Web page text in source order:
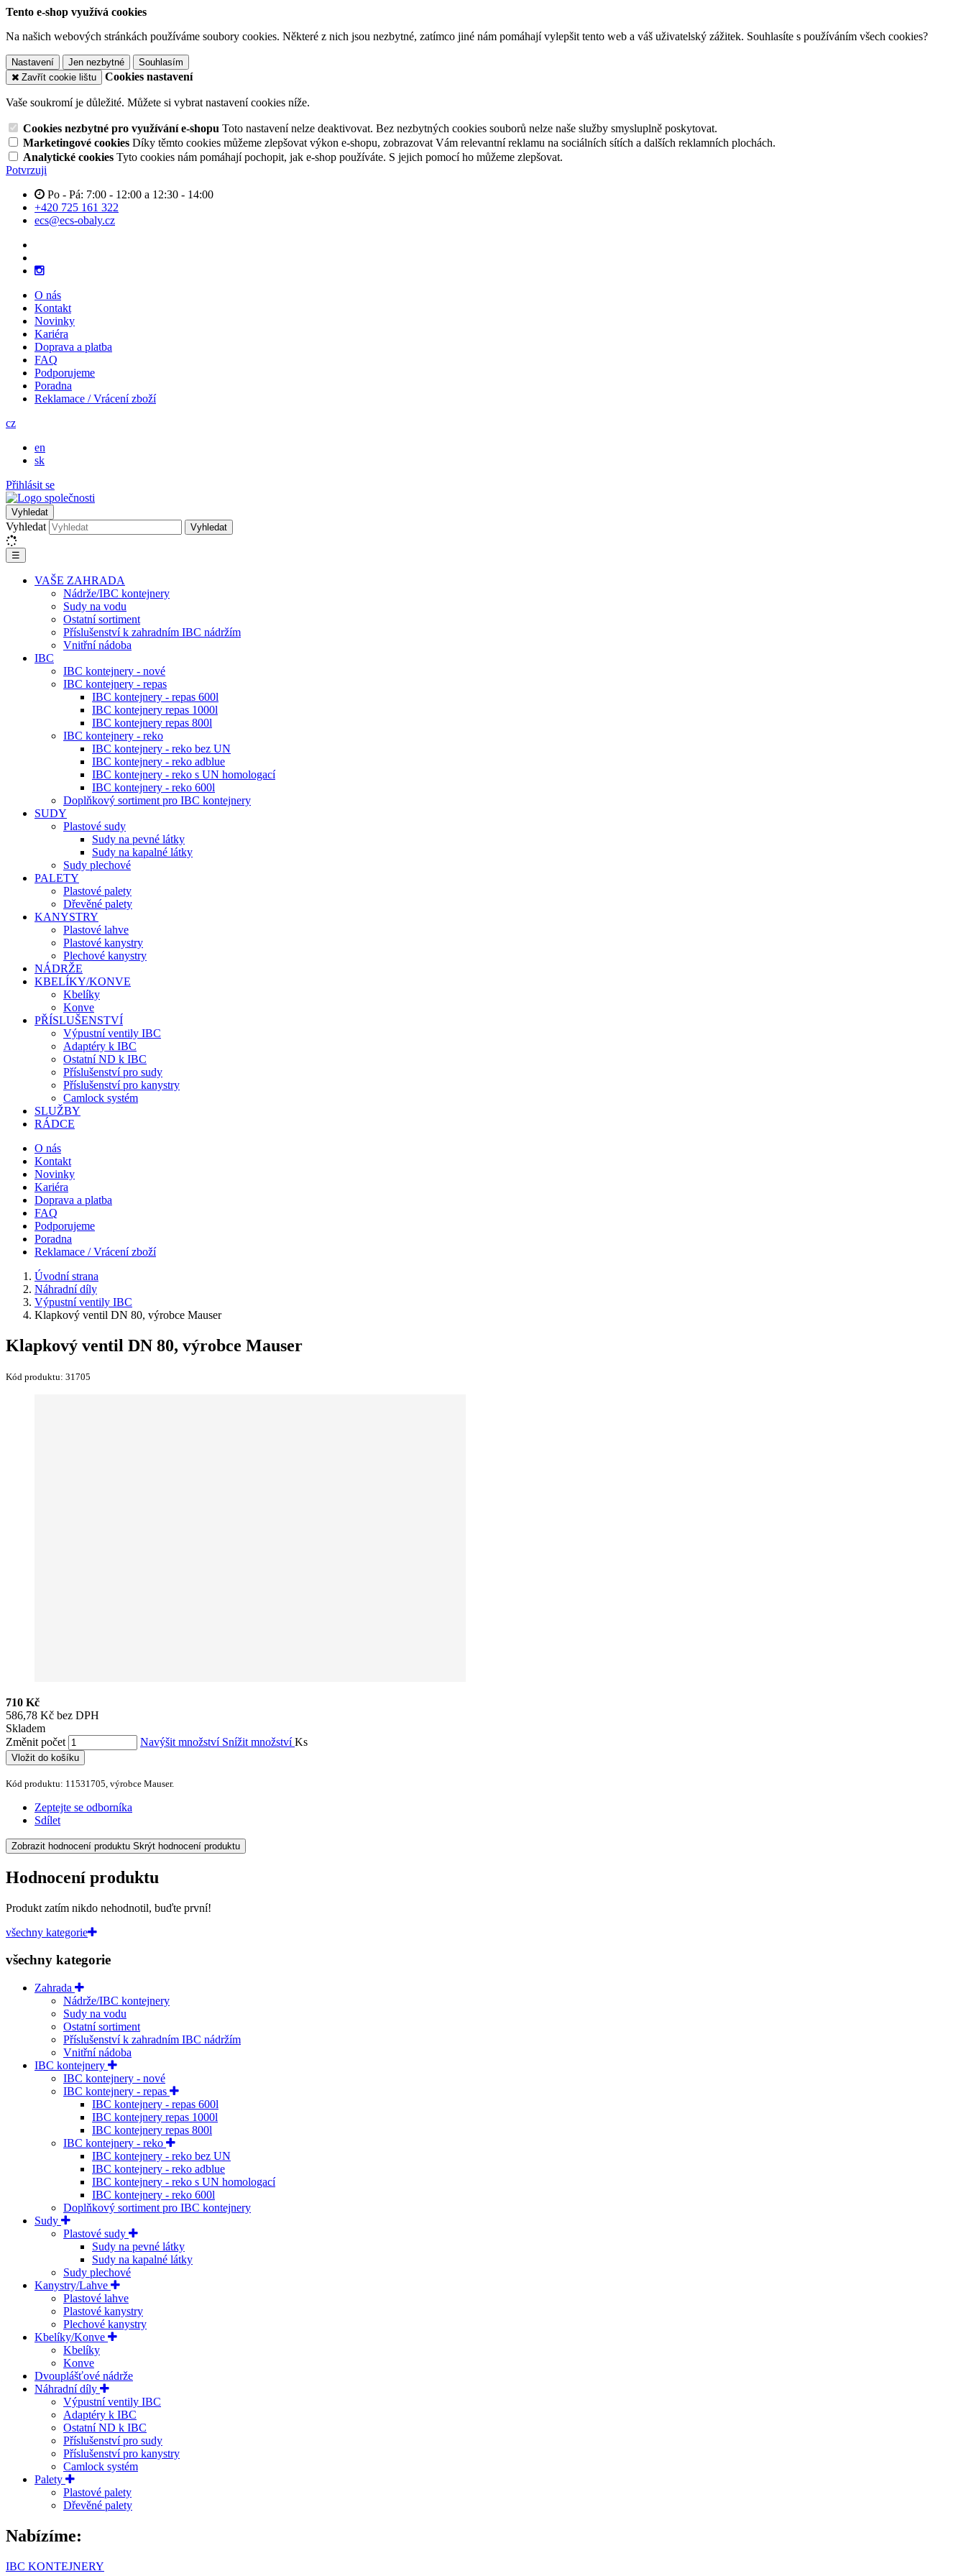
Tento e-shop využívá cookies
Na našich webových stránkách používáme soubory cookies. Některé z nich jsou nezbytné, zatímco jiné nám pomáhají vylepšit tento web a váš uživatelský zážitek. Souhlasíte s používáním všech cookies?
Nastavení Jen nezbytné
Souhlasím
Zavřít cookie lištu
Cookies nastavení
Vaše soukromí je důležité. Můžete si vybrat nastavení cookies níže.
Cookies nezbytné pro využívání e-shopu Toto nastavení nelze deaktivovat. Bez nezbytných cookies souborů nelze naše služby smysluplně poskytovat.
Marketingové cookies Díky těmto cookies můžeme zlepšovat výkon e-shopu, zobrazovat Vám relevantní reklamu na sociálních sítích a dalších reklamních plochách.
Analytické cookies Tyto cookies nám pomáhají pochopit, jak e-shop používáte. S jejich pomocí ho můžeme zlepšovat.
Potvrzuji
Po - Pá: 7:00 - 12:00 a 12:30 - 14:00
+420 725 161 322
ecs@ecs-obaly.cz
O nás
Kontakt
Novinky
Kariéra
Doprava a platba
FAQ
Podporujeme
Poradna
Reklamace / Vrácení zboží
cz
en
sk
Přihlásit se
Vyhledat
Vyhledat Vyhledat
☰
VAŠE ZAHRADA
Nádrže/IBC kontejnery
Sudy na vodu
Ostatní sortiment
Příslušenství k zahradním IBC nádržím
Vnitřní nádoba
IBC
IBC kontejnery - nové
IBC kontejnery - repas
IBC kontejnery - repas 600l
IBC kontejnery repas 1000l
IBC kontejnery repas 800l
IBC kontejnery - reko
IBC kontejnery - reko bez UN
IBC kontejnery - reko adblue
IBC kontejnery - reko s UN homologací
IBC kontejnery - reko 600l
Doplňkový sortiment pro IBC kontejnery
SUDY
Plastové sudy
Sudy na pevné látky
Sudy na kapalné látky
Sudy plechové
PALETY
Plastové palety
Dřevěné palety
KANYSTRY
Plastové lahve
Plastové kanystry
Plechové kanystry
NÁDRŽE
KBELÍKY/KONVE
Kbelíky
Konve
PŘÍSLUŠENSTVÍ
Výpustní ventily IBC
Adaptéry k IBC
Ostatní ND k IBC
Příslušenství pro sudy
Příslušenství pro kanystry
Camlock systém
SLUŽBY
RÁDCE
O nás
Kontakt
Novinky
Kariéra
Doprava a platba
FAQ
Podporujeme
Poradna
Reklamace / Vrácení zboží
Úvodní strana
Náhradní díly
Výpustní ventily IBC
Klapkový ventil DN 80, výrobce Mauser
Klapkový ventil DN 80, výrobce Mauser
Kód produktu: 31705
710 Kč
586,78 Kč bez DPH
Skladem
Změnit počet
Navýšit množství Snížit množstvíKs
Vložit do košíku
Kód produktu: 11531705, výrobce Mauser.
Zeptejte se odborníka
Sdílet
Zobrazit hodnocení produktu Skrýt hodnocení produktu
Hodnocení produktu
Produkt zatím nikdo nehodnotil, buďte první!
všechny kategorie
všechny kategorie
Zahrada
Nádrže/IBC kontejnery
Sudy na vodu
Ostatní sortiment
Příslušenství k zahradním IBC nádržím
Vnitřní nádoba
IBC kontejnery
IBC kontejnery - nové
IBC kontejnery - repas
IBC kontejnery - repas 600l
IBC kontejnery repas 1000l
IBC kontejnery repas 800l
IBC kontejnery - reko
IBC kontejnery - reko bez UN
IBC kontejnery - reko adblue
IBC kontejnery - reko s UN homologací
IBC kontejnery - reko 600l
Doplňkový sortiment pro IBC kontejnery
Sudy
Plastové sudy
Sudy na pevné látky
Sudy na kapalné látky
Sudy plechové
Kanystry/Lahve
Plastové lahve
Plastové kanystry
Plechové kanystry
Kbelíky/Konve
Kbelíky
Konve
Dvouplášťové nádrže
Náhradní díly
Výpustní ventily IBC
Adaptéry k IBC
Ostatní ND k IBC
Příslušenství pro sudy
Příslušenství pro kanystry
Camlock systém
Palety
Plastové palety
Dřevěné palety
Nabízíme:
IBC KONTEJNERY